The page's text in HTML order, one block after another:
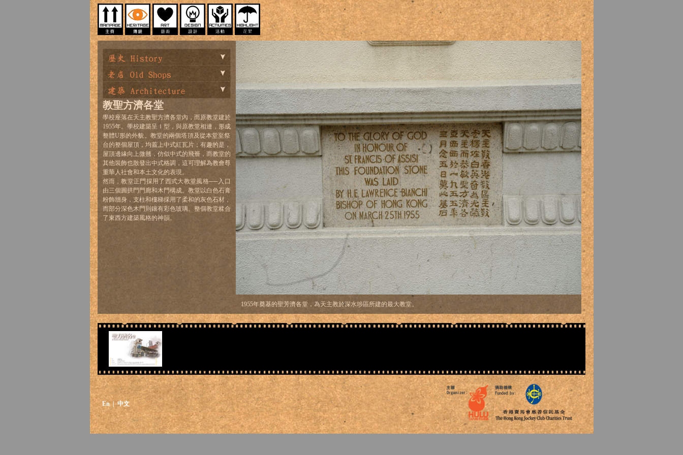
教聖方濟各堂
學校座落在天主教聖方濟各堂內，而原教堂建於
1955年。學校建築呈Ｉ型，與原教堂相連，形成
整體U形的外貌。教堂的兩個塔頂及從本堂至祭
台的整個屋頂，均蓋上中式紅瓦片；有趣的是，
屋頂邊緣向上微翹，仿似中式的飛簷，而教堂的
其他裝飾也散發出中式格調，這可理解為教會尊
重華人社會和本土文化的表現。
然而，教堂正門採用了西式大教堂風格──入口
由三個圓拱門門廊和木門構成。教堂以白色石膏
粉飾牆身，支柱和樓梯採用了柔和的灰色石材，
而部分深色木門則鑲有彩色玻璃。整個教堂糅合
了東西方建築風格的神韻。
1955年奠基的聖芳濟各堂，為天主教於深水埗區所建的最大教堂。
En| 中文